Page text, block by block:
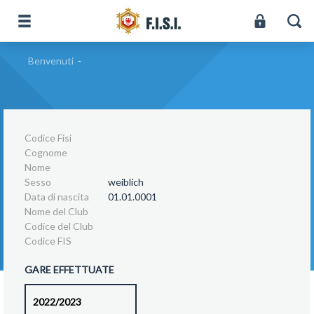
Benvenuti -
Codice Fisi
Cognome
Nome
Sesso
weiblich
Data di nascita
01.01.0001
Nome del Club
Codice del Club
Codice FIS
GARE EFFETTUATE